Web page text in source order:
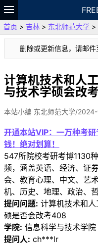
题库
故事 专题
VIP
资料
首页 > 吉林 > 东北师范大学 >
删除或更新信息，请邮
计算机技术和人
与技术学硕会改
本站小编 东北师范大学/
开通本站VIP：一万种考
钱！绝对划算！
547所院校考研考博1130
频，涵盖英语、经济、证
会、教育心理、中文、艺
机、历史、地理、政治、
提问问题: 计算机技术和
硕是否会改考408
学院: 信息科学与技术学院
提问人: ch***lr